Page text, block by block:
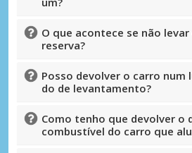
O que acontece se não
reserva?
Posso devolver o carro num
do de levantamento?
Como tenho que devolver o
combustível do carro que